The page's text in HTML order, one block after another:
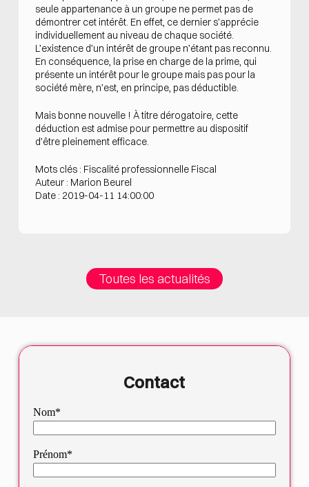
seule appartenance à un groupe ne permet pas de
démontrer cet intérêt. En effet, ce dernier s’apprécie
individuellement au niveau de chaque société.
L’existence d’un intérêt de groupe n’étant pas reconnu.
En conséquence, la prise en charge de la prime, qui
présente un intérêt pour le groupe mais pas pour la
société mère, n’est, en principe, pas déductible.
Mais bonne nouvelle ! À titre dérogatoire, cette
déduction est admise pour permettre au dispositif
d’être pleinement efficace.
Mots clés : Fiscalité professionnelle Fiscal
Auteur : Marion Beurel
Date : 2019-04-11 14:00:00
Toutes les actualités
Contact
Nom*
Prénom*